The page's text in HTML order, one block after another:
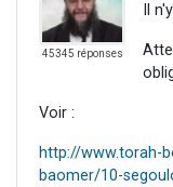
45345 réponses
Il
Voir :
http://www.torah-
baomer/10-